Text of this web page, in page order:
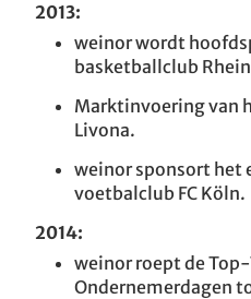
2013:
weinor wordt
basketballclub
Marktinvoering van
Livona.
weinor sponsort het
voetbalclub FC Köln.
2014:
weinor roept de
Ondernemerdagen